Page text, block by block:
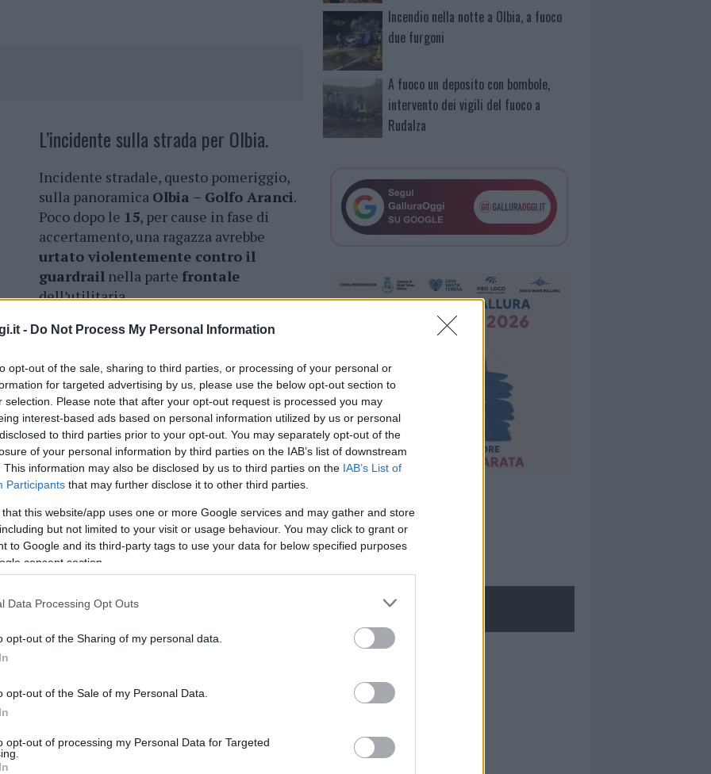
- Do Not Process My Personal Information
opt-out of the sale, sharing to third parties, or processing of your personal or
for targeted advertising by us, please use the below opt-out section to
selection. Please note that after your opt-out request is processed you may
interest-based ads based on personal information utilized by us or personal
to third parties prior to your opt-out. You may separately opt-out of the
of your personal information by third parties on the IAB’s list of downstream
This information may also be disclosed by us to third parties on the IAB’s List of
Participants that may further disclose it to other third parties.
that this website/app uses one or more Google services and may gather and store
but not limited to your visit or usage behaviour. You may click to grant or
to Google and its third-party tags to use your data for below specified purposes
consent section.
Data Processing Opt Outs
opt-out of the Sharing of my personal data.
opt-out of the Sale of my Personal Data.
opt-out of processing my Personal Data for Targeted
L’incidente sulla strada per Olbia.
Incidente stradale, questo pomeriggio,
sulla panoramica Olbia – Golfo Aranci.
Poco dopo le 15, per cause in fase di
accertamento, una ragazza avrebbe
urtato violentemente contro il
guardrail nella parte frontale
dell’utilitaria.
Subito soccorsa dal personale sanitario
sanitari. Non si segnalanoaltre
cliccandoqui
nella sezioneLogin
di GalluraOggi.it
Incendio nella notte a Olbia, a fuoco
due furgoni
A fuoco un deposito con bombole,
intervento dei vigili del fuoco a
Rudalza
NECROLOGIE